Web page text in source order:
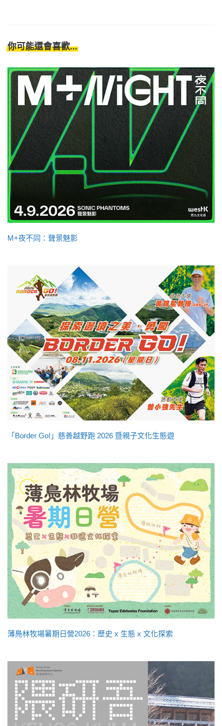
你可能還會喜歡...
M+夜不同：聲景魅影
「Border Go!」慈善越野跑 2026 暨親子文化生態遊
薄鳧林牧場暑期日營2026：歷史 x 生態 x 文化探索